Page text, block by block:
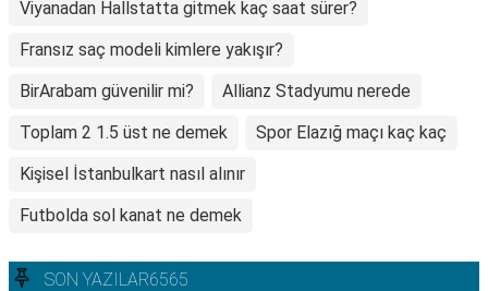
Viyanadan Hallstatta gitmek kaç saat sürer?
Fransız saç modeli kimlere yakışır?
BirArabam güvenilir mi?
Allianz Stadyumu nerede
Toplam 2 1.5 üst ne demek
Spor Elazığ maçı kaç kaç
Kişisel İstanbulkart nasıl alınır
Futbolda sol kanat ne demek
SON YAZILAR6565